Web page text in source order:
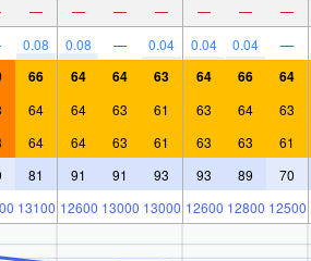
— — — — — — —
0.08 0.08 — 0.04 0.04 0.04 —
66 64 64 63 64 66 64
64 64 63 61 63 64 63
64 64 63 61 63 63 61
81 91 91 93 93 89 70
13100 12600 13000 13000 12600 12800 12500